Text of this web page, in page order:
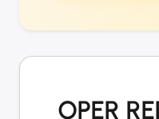
OPER